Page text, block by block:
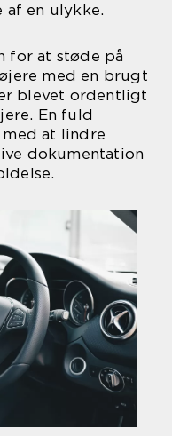
en ulykke.
for at støde på
med en brugt
blevet ordentligt
En fuld
at lindre
dokumentation